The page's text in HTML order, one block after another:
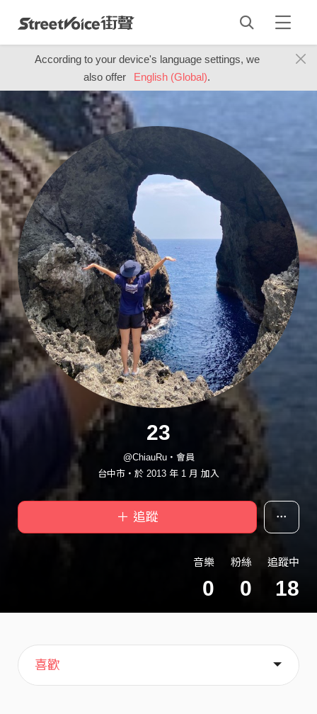
According to your device's language settings, we
also offer
English (Global).
23
@ChiauRu・會員
台中市・於 2013 年 1 月 加入
＋ 追蹤
音樂
0
粉絲
0
追蹤中
18
主頁
歌單
喜歡
關於